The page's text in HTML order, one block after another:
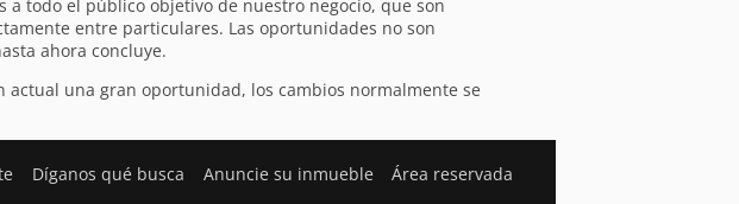
todo el público objetivo de nuestro negocio, que son
entre particulares. Las oportunidades no son
ahora concluye.
actual una gran oportunidad, los cambios normalmente se
Díganos qué busca Anuncie su inmueble Área reservada